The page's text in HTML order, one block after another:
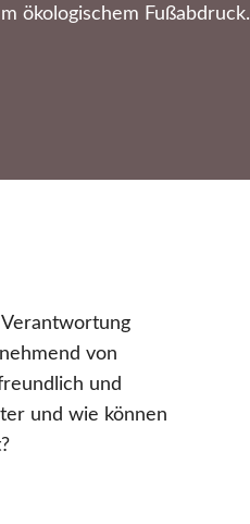
ökologischem Fußabdruck.
von
und
und wie können